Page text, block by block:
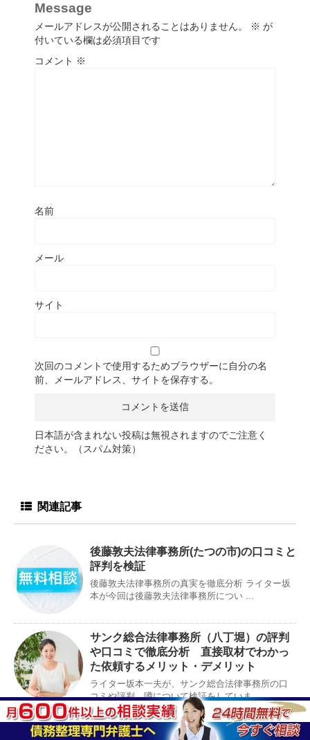
Message
メールアドレスが公開されることはありません。 ※ が
付いている欄は必須項目です
コメント ※
名前
メール
サイト
次回のコメントで使用するためブラウザーに自分の名
前、メールアドレス、サイトを保存する。
日本語が含まれない投稿は無視されますのでご注意く
ださい。（スパム対策）
関連記事
後藤敦夫法律事務所(たつの市)の口コミと
評判を検証
後藤敦夫法律事務所の真実を徹底分析 ライター坂
本が今回は後藤敦夫法律事務所につい ...
サンク総合法律事務所（八丁堀）の評判
や口コミで徹底分析 直接取材でわかっ
た依頼するメリット・デメリット
ライター坂本一夫が、サンク総合法律事務所の口
コミや評判、噂について検証をしていま ...
取手駅前法律事務所（取手市）の口コミ